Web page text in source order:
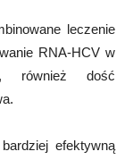
leczenie
RNA-HCV w
również dość
efektywną